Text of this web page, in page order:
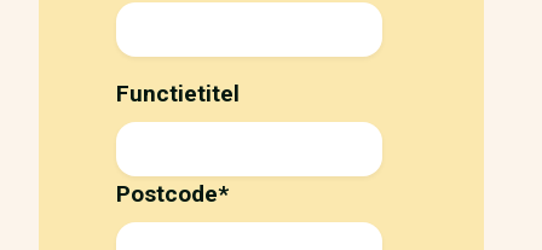
Functietitel
Postcode*